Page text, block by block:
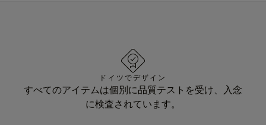
ドイツでデザイン
すべてのアイテムは個別に品質テストを受け、入念
に検査されています。